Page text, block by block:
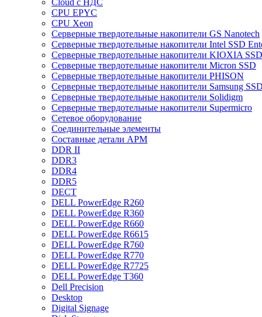
CPU EPYC
CPU Xeon
Cерверные твердотельные накопители GS Nanotech
Cерверные твердотельные накопители Intel SSD
Cерверные твердотельные накопители KIOXIA SSD
Cерверные твердотельные накопители Micron SSD
Cерверные твердотельные накопители PHISON
Cерверные твердотельные накопители Samsung
Cерверные твердотельные накопители Solidigm
Cерверные твердотельные накопители Supermicro
Cетевое оборудование
Cоединительные элементы
Cоставные детали АРМ
DDR II
DDR3
DDR4
DDR5
DECT
DELL PowerEdge R260
DELL PowerEdge R360
DELL PowerEdge R660
DELL PowerEdge R6615
DELL PowerEdge R760
DELL PowerEdge R770
DELL PowerEdge R7725
DELL PowerEdge T360
Dell Precision
Desktop
Digital Signage